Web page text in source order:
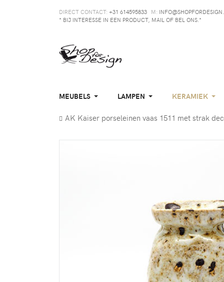
DIRECT CONTACT: +31 614595833 M:
* BIJ INTERESSE IN EEN PRODUCT, MAIL OF BEL ONS.*
MEUBELS LAMPEN KERAMIEK
AK Kaiser porseleinen vaas 1511 met strak